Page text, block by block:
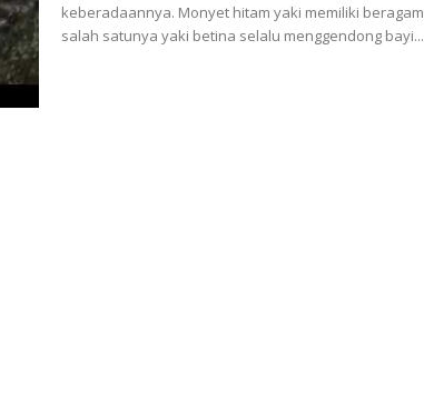
keberadaannya. Monyet hitam yaki memiliki beragam keunikan,
salah satunya yaki betina selalu menggendong bayi...